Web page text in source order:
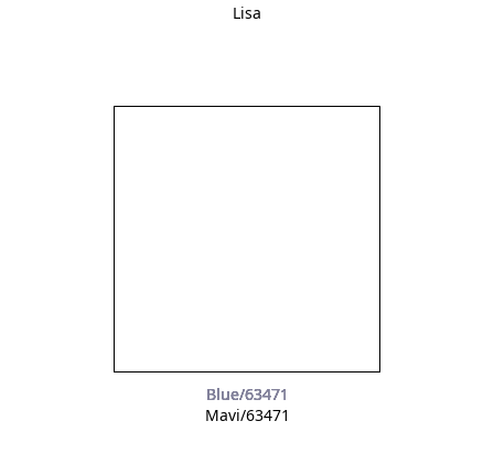
Lisa
Blue/63471
Mavi/63471